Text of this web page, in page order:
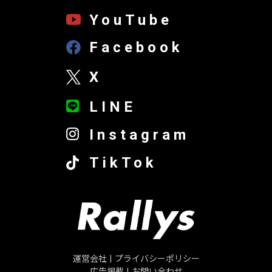
YouTube
Facebook
X
LINE
Instagram
TikTok
運営会社
プライバシーポリシー